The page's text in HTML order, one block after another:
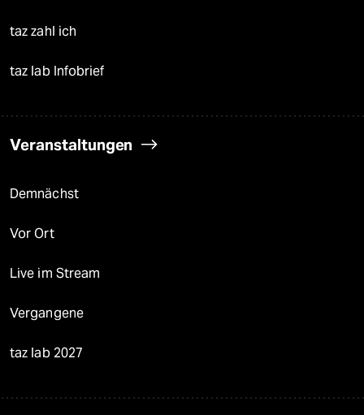
taz zahl ich
taz lab Infobrief
Veranstaltungen
Demnächst
Vor Ort
Live im Stream
Vergangene
taz lab 2027